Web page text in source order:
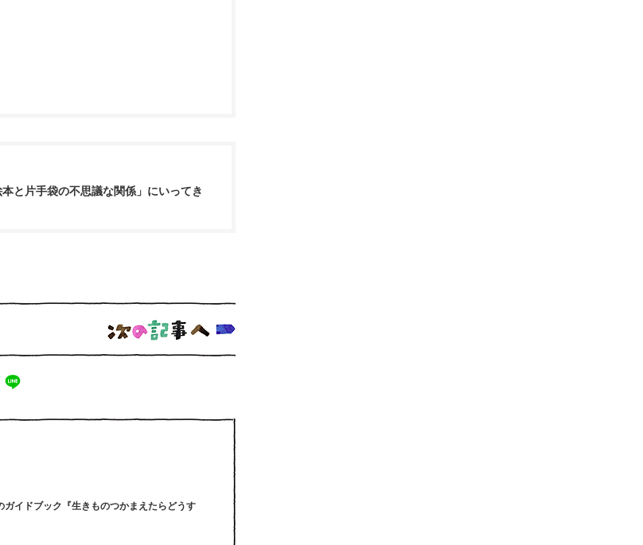
と片手袋の不思議な関係」にいってき
イドブック『生きものつかまえたらどうす